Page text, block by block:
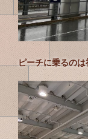
ピーチに乗るの